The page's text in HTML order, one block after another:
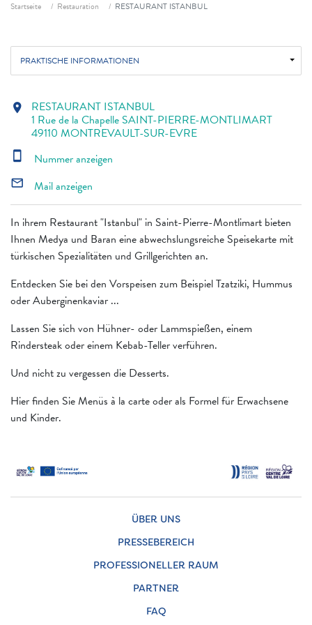
Startseite Restauration RESTAURANT ISTANBUL
PRAKTISCHE INFORMATIONEN
In ihrem Restaurant "Istanbul" in Saint-Pierre-Montlimart bieten
Ihnen Medya und Baran eine abwechslungsreiche Speisekarte mit
türkischen Spezialitäten und Grillgerichten an.
Entdecken Sie bei den Vorspeisen zum Beispiel Tzatziki, Hummus
oder Auberginenkaviar ...
Lassen Sie sich von Hühner- oder Lammspießen, einem
Rindersteak oder einem Kebab-Teller verführen.
Und nicht zu vergessen die Desserts.
Hier finden Sie Menüs à la carte oder als Formel für Erwachsene
und Kinder.
location_on RESTAURANT ISTANBUL
1 Rue de la Chapelle SAINT-PIERRE-MONTLIMART
49110 MONTREVAULT-SUR-EVRE
smartphone Nummer anzeigen
mail_outline Mail anzeigen
ÜBER UNS
PRESSEBEREICH
PROFESSIONELLER RAUM
PARTNER
FAQ